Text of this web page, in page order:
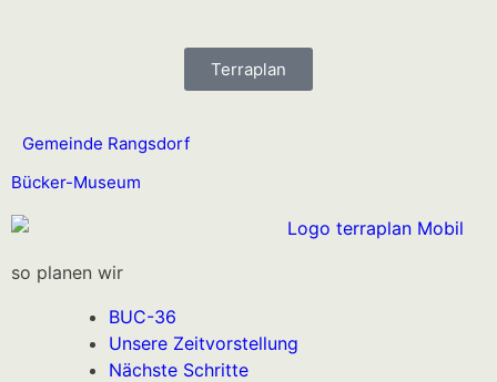
Terraplan
Gemeinde Rangsdorf
Bücker-Museum
so planen wir
BUC-36
Unsere Zeitvorstellung
Nächste Schritte